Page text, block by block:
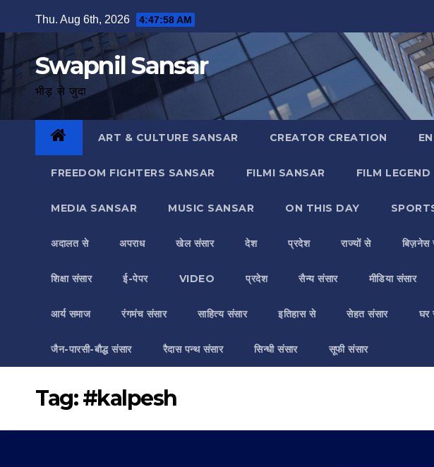
to
Thu. Aug 6th, 2026 4:47:58 AM
Swapnil Sansar
भीड़ से जुदा
ART & CULTURE SANSAR CREATOR CREATION
FREEDOM FIGHTERS SANSAR FILMI SANSAR FILM
MEDIA SANSAR MUSIC SANSAR ON THIS DAY
अदालत से अपराध खेल संसार देश प्रदेश राज्यों से बिज़नेस
शिक्षा संसार ई-पेपर VIDEO प्रदेश सैन्य संसार मीडिया संसार
आर्य समाज रंगमंच संसार साहित्य संसार इतिहास से सेहत संसार घर
जैन-पारसी-बौद्ध संसार रैदास पन्थ संसार सिन्धी संसार सूफी संसार
Tag:#kalpesh